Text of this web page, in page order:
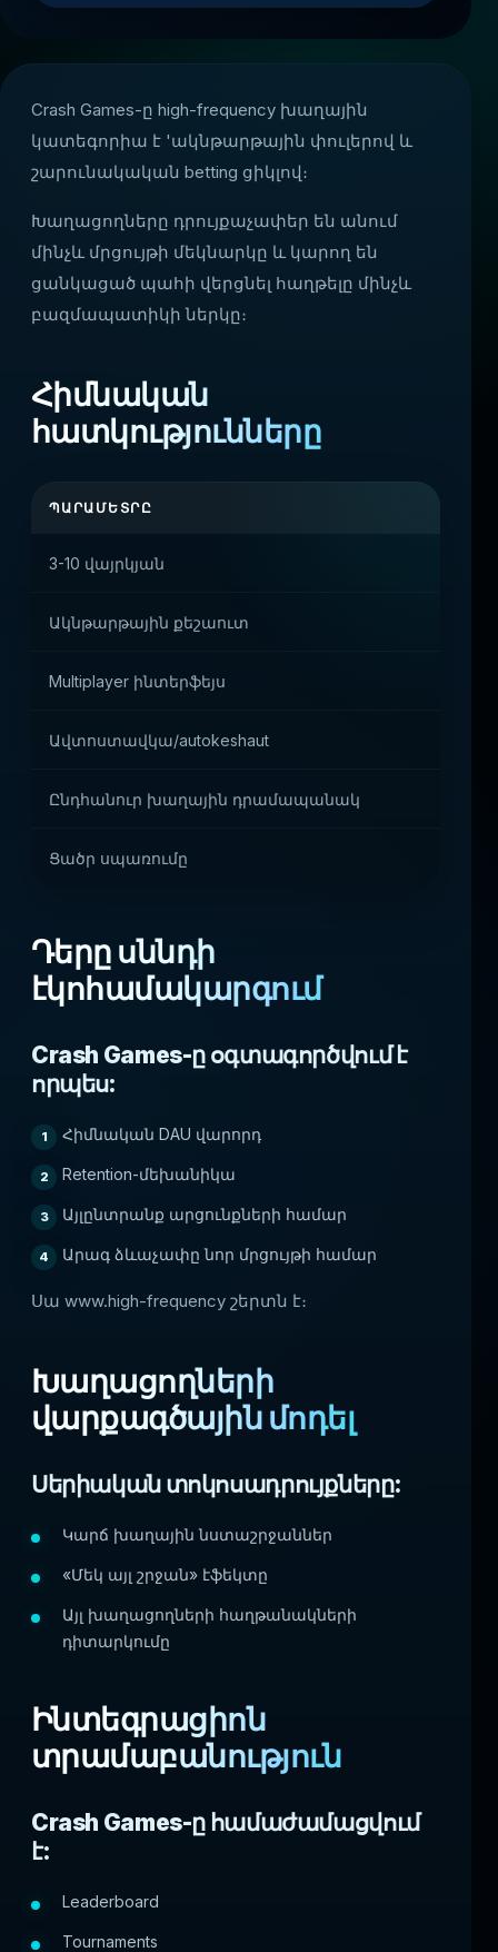
Crash Games-ը high-frequency խաղային
կատեգորիա է 'ակնթարթային փուլերով և
շարունակական betting ցիկլով։
Խաղացողները դրույքաչափեր են անում
մինչև մրցույթի մեկնարկը և կարող են
ցանկացած պահի վերցնել հաղթելը մինչև
բազմապատիկի ներկը։
Հիմնական
հատկությունները
ՊԱՐԱՄԵՏՐԸ
3-10 վայրկյան
Ակնթարթային քեշաուտ
Multiplayer ինտերֆեյս
Ավտոստավկա/autokeshaut
Ընդհանուր խաղային դրամապանակ
Ցածր սպառումը
Դերը սննդի
էկոհամակարգում
Crash Games-ը օգտագործվում է
որպես:
Հիմնական DAU վարորդ
Retention-մեխանիկա
Այլընտրանք արցունքների համար
Արագ ձևաչափը նոր մրցույթի համար
Սա www.high-frequency շերտն է։
Խաղացողների
վարքագծային մոդել
Սերիական տոկոսադրույքները:
Կարճ խաղային նստաշրջաններ
«Մեկ այլ շրջան» էֆեկտը
Այլ խաղացողների հաղթանակների
դիտարկումը
Ինտեգրացիոն
տրամաբանություն
Crash Games-ը համաժամացվում
է:
Leaderboard
Tournaments